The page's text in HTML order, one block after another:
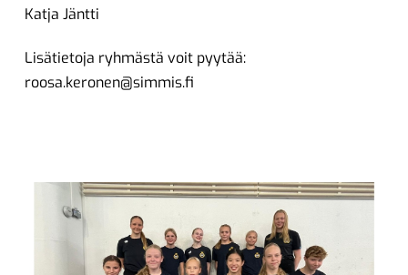
Katja Jäntti
Lisätietoja ryhmästä voit pyytää:
roosa.keronen@simmis.fi